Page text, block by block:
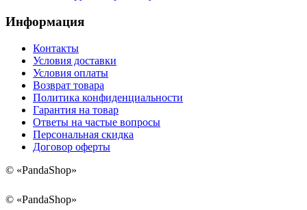
Информация
Контакты
Условия доставки
Условия оплаты
Возврат товара
Политика конфиденциальности
Гарантия на товар
Ответы на частые вопросы
Персональная скидка
Договор оферты
© «PandaShop»
© «PandaShop»